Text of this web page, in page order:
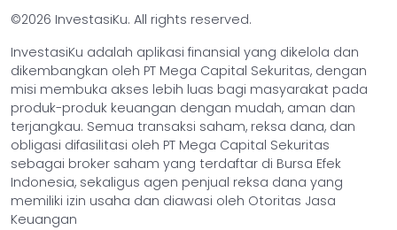
©2026 InvestasiKu. All rights reserved.
InvestasiKu adalah aplikasi finansial yang dikelola dan
dikembangkan oleh PT Mega Capital Sekuritas, dengan
misi membuka akses lebih luas bagi masyarakat pada
produk-produk keuangan dengan mudah, aman dan
terjangkau. Semua transaksi saham, reksa dana, dan
obligasi difasilitasi oleh PT Mega Capital Sekuritas
sebagai broker saham yang terdaftar di Bursa Efek
Indonesia, sekaligus agen penjual reksa dana yang
memiliki izin usaha dan diawasi oleh Otoritas Jasa
Keuangan